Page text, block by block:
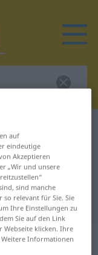
auf
eindeutige
Akzeptieren
„Wir und unsere
sind manche
relevant für Sie. Sie
Ihre Einstellungen zu
Sie auf den Link
Webseite klicken. Ihre
Informationen